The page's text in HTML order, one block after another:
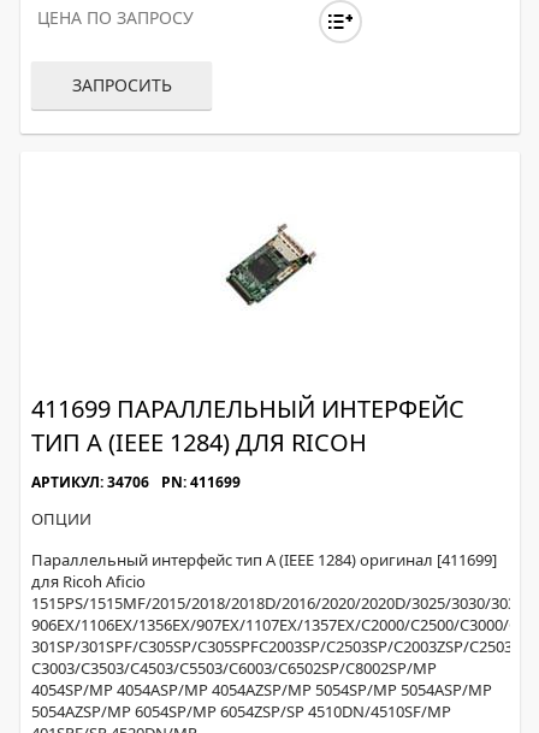
ЦЕНА ПО ЗАПРОСУ
ЗАПРОСИТЬ
411699 ПАРАЛЛЕЛЬНЫЙ ИНТЕРФЕЙС
ТИП A (IEEE 1284) ДЛЯ RICOH
АРТИКУЛ: 34706 PN: 411699
ОПЦИИ
Параллельный интерфейс тип A (IEEE 1284) оригинал [411699]
для Ricoh Aficio
1515PS/1515MF/2015/2018/2018D/2016/2020/2020D/3025/3030/
906EX/1106EX/1356EX/907EX/1107EX/1357EX/C2000/C2500/C3000/
301SP/301SPF/C305SP/C305SPFC2003SP/C2503SP/C2003ZSP/
C3003/C3503/C4503/C5503/C6003/C6502SP/C8002SP/MP
4054SP/MP 4054ASP/MP 4054AZSP/MP 5054SP/MP 5054ASP/MP
5054AZSP/MP 6054SP/MP 6054ZSP/SP 4510DN/4510SF/MP